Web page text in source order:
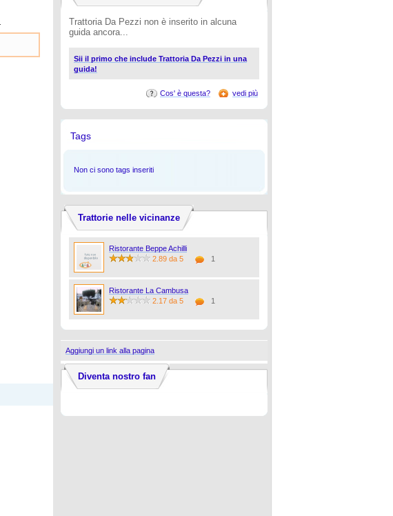
Trattoria Da Pezzi non è inserito in alcuna
guida ancora...
Sii il primo che include Trattoria Da Pezzi in una
guida!
Cos' è questa? vedi più
Tags
Non ci sono tags inseriti
Trattorie nelle vicinanze
Ristorante Beppe Achilli
2.89 da 5
1
Ristorante La Cambusa
2.17 da 5
1
Aggiungi un link alla pagina
Diventa nostro fan